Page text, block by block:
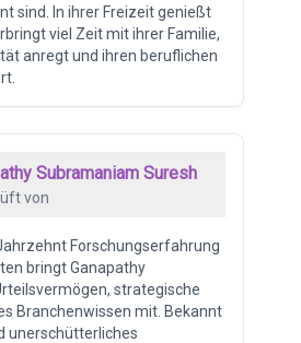
sind. In ihrer Freizeit genießt
viel Zeit mit ihrer Familie,
anregt und ihren beruflichen
Subramaniam Suresh
von
Forschungserfahrung
bringt Ganapathy
strategische
Branchenwissen mit. Bekannt
unerschütterliches